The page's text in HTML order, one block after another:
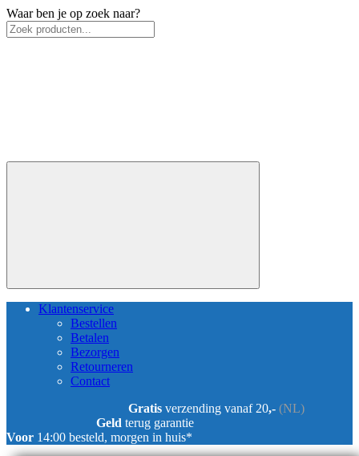
Waar ben je op zoek naar?
Klantenservice
Bestellen
Betalen
Bezorgen
Retourneren
Contact
Gratis verzending vanaf 20,- (NL)
Geld terug garantie
Voor 14:00 besteld, morgen in huis*